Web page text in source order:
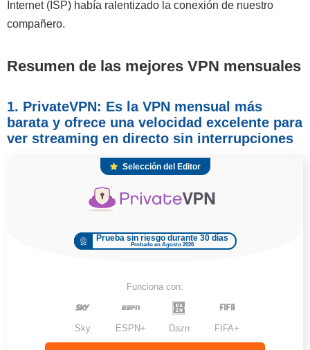
Internet (ISP) había ralentizado la conexión de nuestro
compañero.
Resumen de las mejores VPN mensuales
1. PrivateVPN: Es la VPN mensual más
barata y ofrece una velocidad excelente para
ver streaming en directo sin interrupciones
Selección del Editor
Prueba sin riesgo durante 30 días
Probado en Agosto 2026
Funciona con:
Sky ESPN+ Dazn FIFA+